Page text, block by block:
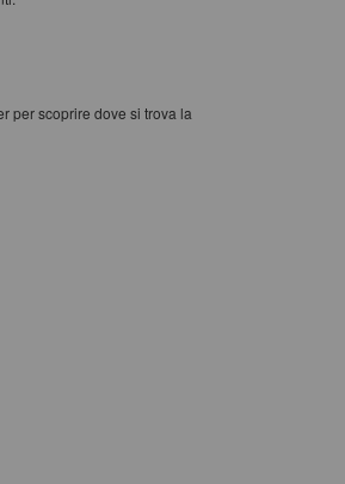
per scoprire dove si trova la